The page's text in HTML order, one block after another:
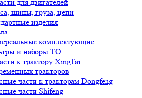
для двигателей
шины, груза, цепи
изделия
комплектующие
и наборы ТО
к трактору XingTai
тракторов
части к тракторам Dongfeng
части Shifeng